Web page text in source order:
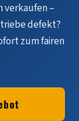
verkaufen –
defekt?
zum fairen